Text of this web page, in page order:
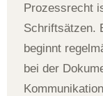
Prozessrecht
Schriftsätzen.
beginnt
bei der